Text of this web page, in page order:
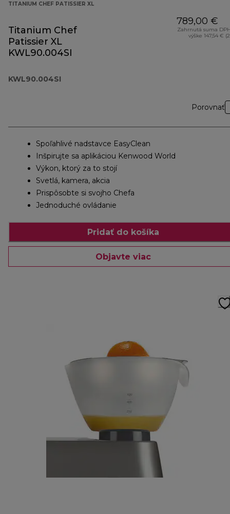
TITANIUM CHEF PATISSIER XL
Titanium Chef
Patissier XL
KWL90.004SI
KWL90.004SI
789,00 €
Zahrnutá suma
výške 147,54 €
Porovnať
Spoľahlivé nadstavce EasyClean
Inšpirujte sa aplikáciou Kenwood World
Výkon, ktorý za to stojí
Svetlá, kamera, akcia
Prispôsobte si svojho Chefa
Jednoduché ovládanie
Pridať do košíka
Objavte viac